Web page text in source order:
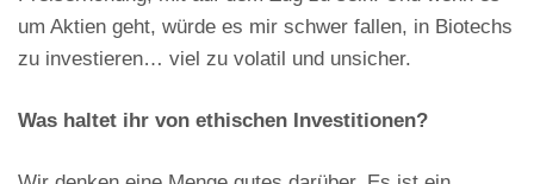
um Aktien geht, würde es mir schwer fallen, in Biotechs
zu investieren… viel zu volatil und unsicher.
Was haltet ihr von ethischen Investitionen?